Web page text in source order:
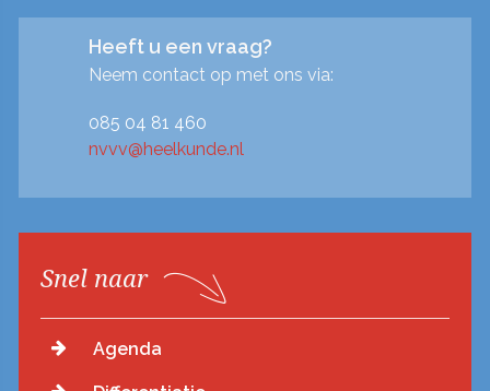
Heeft u een vraag?
Neem contact op met ons via:
085 04 81 460
nvvv@heelkunde.nl
Snel naar
Agenda